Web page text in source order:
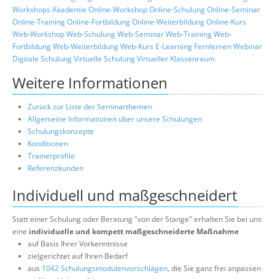
Workshops Akademie Online-WorkshopOnline-SchulungOnline-Seminar
Online-TrainingOnline-FortbildungOnline-WeiterbildungOnline-Kurs
Web-WorkshopWeb-SchulungWeb-SeminarWeb-TrainingWeb-
FortbildungWeb-WeiterbildungWeb-Kurs E-Learning FernlernenWebinar
Digitale SchulungVirtuelle SchulungVirtueller Klassenraum
Weitere Informationen
Zurück zur Liste der Seminarthemen
Allgemeine Informationen über unsere Schulungen
Schulungskonzepte
Konditionen
Trainerprofile
Referenzkunden
Individuell und maßgeschneidert
Statt einer Schulung oder Beratung "von der Stange" erhalten Sie bei uns
eine individuelle und kompett maßgeschneiderte Maßnahme
auf Basis Ihrer Vorkenntnisse
zielgerichtet auf Ihren Bedarf
aus 1042 Schulungsmodulenvorschlägen, die Sie ganz frei anpassen